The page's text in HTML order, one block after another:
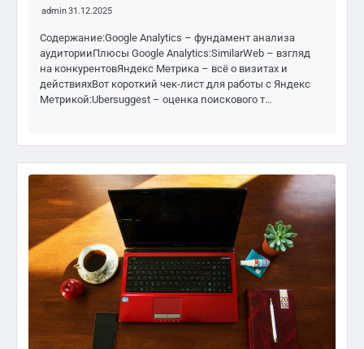
admin31.12.2025
Содержание:Google Analytics – фундамент анализа
аудиторииПлюсы Google Analytics:SimilarWeb – взгляд
на конкурентовЯндекс Метрика – всё о визитах и
действияхВот короткий чек-лист для работы с Яндекс
Метрикой:Ubersuggest – оценка поискового т…